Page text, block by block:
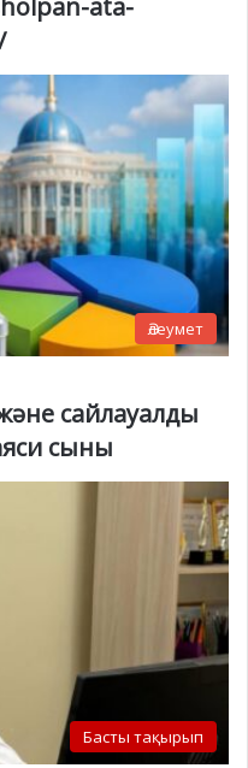
Әлеумет
сайлауалды
сыны
Басты тақырып